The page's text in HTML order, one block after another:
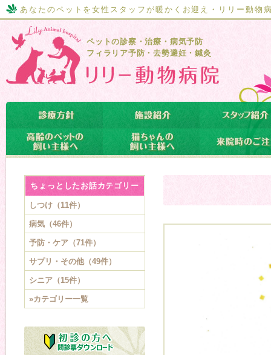
あなたのペットを女性スタッフが暖かくお迎え・リリー動物
ペットの診察・治療・病気予防
フィラリア予防・去勢避妊・鍼灸
ちょっとしたお話カテゴリー
しつけ（11件）
病気（46件）
予防・ケア（71件）
サプリ・その他（49件）
シニア（15件）
»カテゴリー一覧